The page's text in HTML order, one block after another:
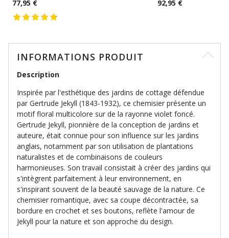
77,95 € 92,95 €
INFORMATIONS PRODUIT
Description
Inspirée par l'esthétique des jardins de cottage défendue
par Gertrude Jekyll (1843-1932), ce chemisier présente un
motif floral multicolore sur de la rayonne violet foncé.
Gertrude Jekyll, pionnière de la conception de jardins et
auteure, était connue pour son influence sur les jardins
anglais, notamment par son utilisation de plantations
naturalistes et de combinaisons de couleurs
harmonieuses. Son travail consistait à créer des jardins qui
s'intègrent parfaitement à leur environnement, en
s'inspirant souvent de la beauté sauvage de la nature. Ce
chemisier romantique, avec sa coupe décontractée, sa
bordure en crochet et ses boutons, reflète l'amour de
Jekyll pour la nature et son approche du design.